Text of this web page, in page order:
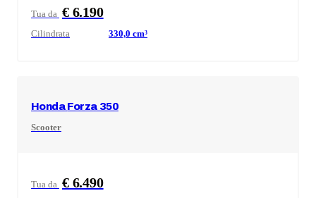
Tua da € 6.190
Cilindrata 330,0 cm³
HondaForza 350
Scooter
Tua da € 6.490